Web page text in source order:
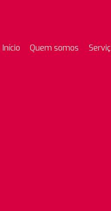
Início Quem somos